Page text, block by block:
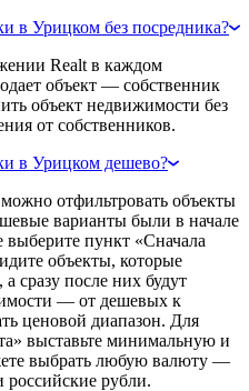
в Урицком без посредника?
Realt в каждом
объект — собственник
объект недвижимости без
от собственников.
в Урицком дешево?
отфильтровать объекты
варианты были в начале
выберите пункт «Сначала
объекты, которые
сразу после них будут
— от дешевых к
ценовой диапазон. Для
выставьте минимальную и
выбрать любую валюту —
российские рубли.